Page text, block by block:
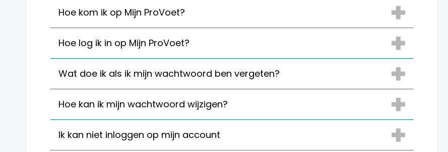
Hoe kom ik op Mijn ProVoet?
Hoe log ik in op Mijn ProVoet?
Wat doe ik als ik mijn wachtwoord ben vergeten?
Hoe kan ik mijn wachtwoord wijzigen?
Ik kan niet inloggen op mijn account